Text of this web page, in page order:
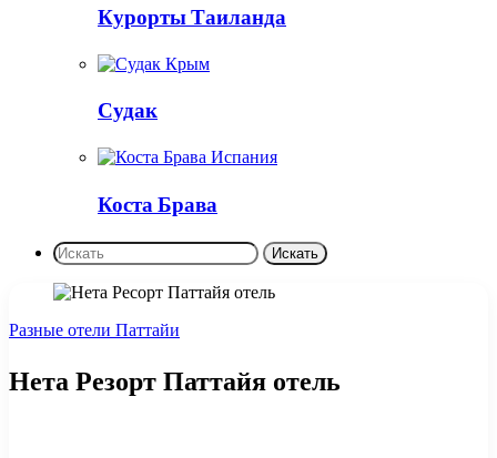
Курорты Таиланда
Судак
Коста Брава
Искать
Разные отели Паттайи
Нета Резорт Паттайя отель